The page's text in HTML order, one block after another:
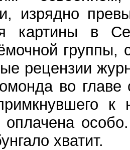
изрядно
картины в
группы,
рецензии
во
к
оплачена
хватит.